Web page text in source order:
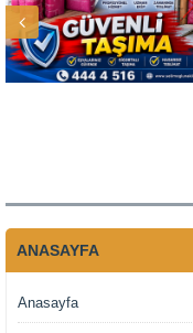
ANASAYFA
Anasayfa